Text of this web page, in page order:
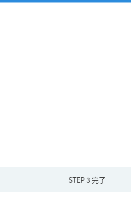
STEP 3完了